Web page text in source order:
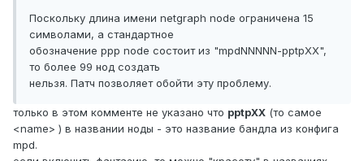
Поскольку длина имени netgraph node ограничена 15
символами, а стандартное
обозначение ppp node состоит из "mpdNNNNN-pptpXX",
то более 99 нод создать
нельзя. Патч позволяет обойти эту проблему.
только в этом комменте не указано что pptpXX (то самое
<name> ) в названии ноды - это название бандла из конфига
mpd.